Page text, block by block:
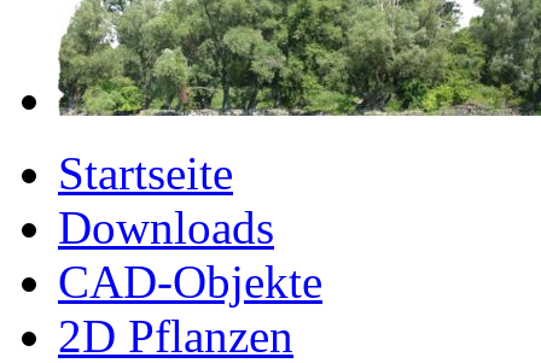
Startseite
Downloads
CAD-Objekte
2D Pflanzen